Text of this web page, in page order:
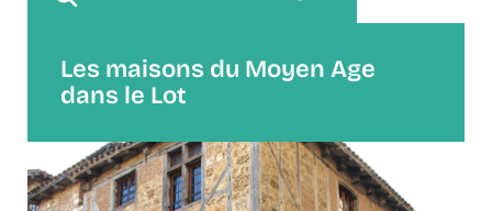
Les maisons du Moyen Age
dans le Lot